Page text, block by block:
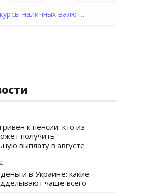
наличных валют...
к пенсии: кто из
получить
выплату в августе
в Украине: какие
чаще всего